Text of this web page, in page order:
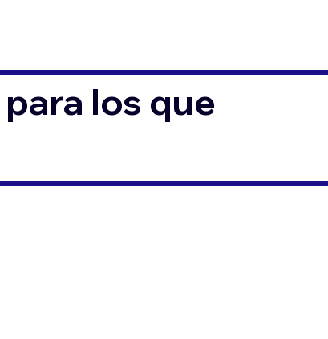
los que